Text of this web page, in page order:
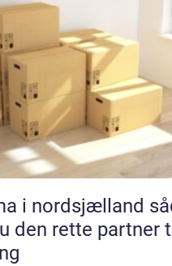
nordsjælland sådan
den rette partner